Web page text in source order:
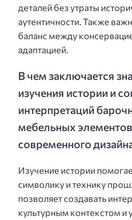
деталей без утраты
аутентичности. Также
баланс между
адаптацией.
В чем заключается
изучения истории и
интерпретаций
мебельных
современного
Изучение истории
символику и технику
позволяет создавать
культурным контекстом и